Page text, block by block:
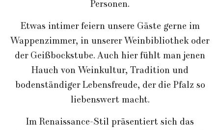
Personen.
Etwas intimer feiern unsere Gäste gerne im
Wappenzimmer, in unserer Weinbibliothek oder
der Geißbockstube. Auch hier fühlt man jenen
Hauch von Weinkultur, Tradition und
bodenständiger Lebensfreude, der die Pfalz so
liebenswert macht.
Im Renaissance-Stil präsentiert sich das